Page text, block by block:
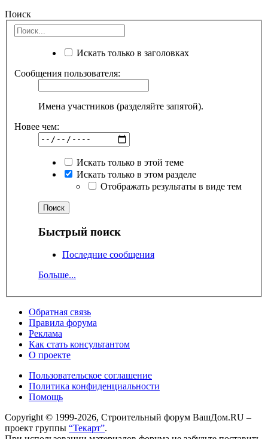
Поиск
Искать только в заголовках
Сообщения пользователя:
Имена участников (разделяйте запятой).
Новее чем:
Искать только в этой теме
Искать только в этом разделе
Отображать результаты в виде тем
Быстрый поиск
Последние сообщения
Больше...
Обратная связь
Правила форума
Реклама
Как стать консультантом
О проекте
Пользовательское соглашение
Политика конфиденциальности
Помощь
Copyright © 1999-2026, Строительный форум ВашДом.RU –
проект группы “Текарт”.